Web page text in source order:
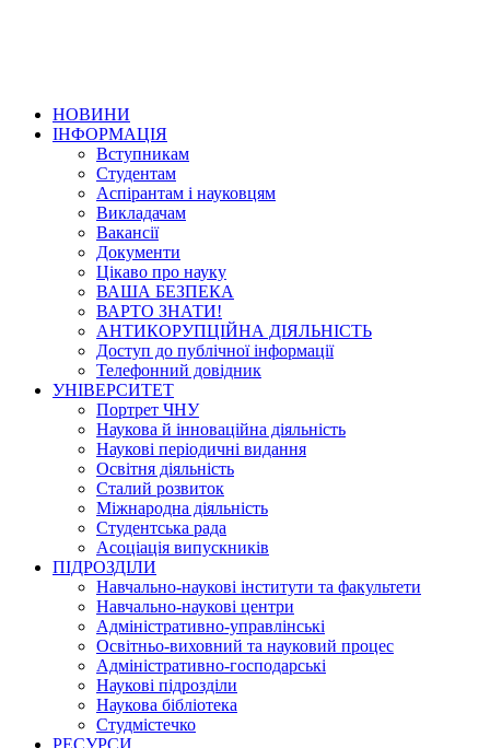
НОВИНИ
ІНФОРМАЦІЯ
Вступникам
Студентам
Аспірантам і науковцям
Викладачам
Вакансії
Документи
Цікаво про науку
ВАША БЕЗПЕКА
ВАРТО ЗНАТИ!
АНТИКОРУПЦІЙНА ДІЯЛЬНІСТЬ
Доступ до публічної інформації
Телефонний довідник
УНІВЕРСИТЕТ
Портрет ЧНУ
Наукова й інноваційна діяльність
Наукові періодичні видання
Освітня діяльність
Сталий розвиток
Міжнародна діяльність
Студентська рада
Асоціація випускників
ПІДРОЗДІЛИ
Навчально-наукові інститути та факультети
Навчально-наукові центри
Адміністративно-управлінські
Освітньо-виховний та науковий процес
Адміністративно-господарські
Наукові підрозділи
Наукова бібліотека
Студмістечко
РЕСУРСИ